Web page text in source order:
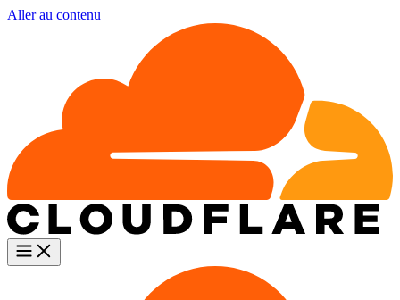
Aller au contenu